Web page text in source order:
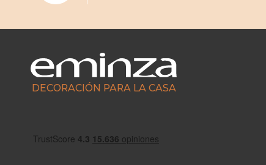
DECORACIÓN PARA LA CASA